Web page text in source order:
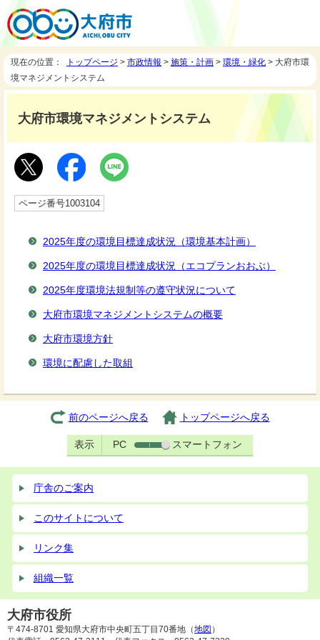
現在の位置： トップページ > 市政情報 > 施策・計画 > 環境・緑化 > 大府市環
境マネジメントシステム
大府市環境マネジメントシステム
ページ番号1003104
2025年度の環境目標達成状況（環境基本計画）
2025年度の環境目標達成状況（エコプランおおぶ）
2025年度環境法規制等の遵守状況について
大府市環境マネジメントシステムの概要
大府市環境方針
環境に配慮した取組
前のページへ戻る トップページへ戻る
表示 PC スマートフォン
庁舎のご案内
このサイトについて
リンク集
組織一覧
大府市役所
〒474-8701 愛知県大府市中央町五丁目70番地（地図 ）